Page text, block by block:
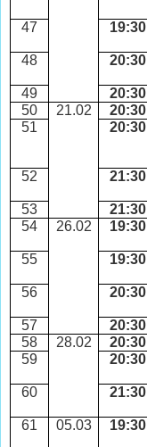
47
19:30
48
20:30
49
20:30
50
21.02 20:30
51
20:30
52
21:30
53 21:30
54
26.02 19:30
55
19:30
56
20:30
57
20:30
58
28.02 20:30
59
20:30
60
21:30
61
05.03 19:30